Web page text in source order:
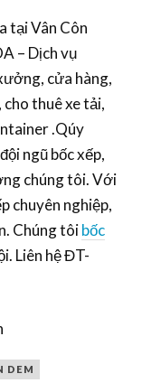
tại Vân Côn
– Dịch vụ
cửa hàng,
cho thuê xe tải,
.Qúy
ngũ bốc xếp,
chúng tôi. Với
chuyên nghiệp,
Chúng tôibốc
Liên hệ ĐT-
DEM